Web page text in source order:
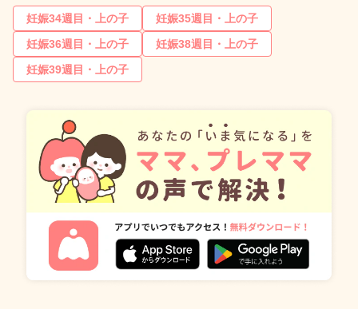
妊娠34週目・上の子
妊娠35週目・上の子
妊娠36週目・上の子
妊娠38週目・上の子
妊娠39週目・上の子